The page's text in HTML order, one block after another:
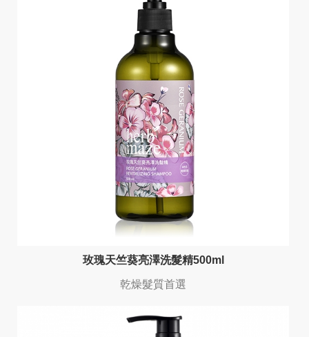
玫瑰天竺葵亮澤洗髮精500ml
乾燥髮質首選